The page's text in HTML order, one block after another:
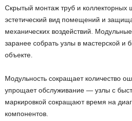
Скрытый монтаж труб и коллекторных
эстетический вид помещений и
механических воздействий.
заранее собрать узлы в мастерской и
объекте.
Модульность сокращает количество
упрощает обслуживание — узлы с
маркировкой сокращают время на
компонентов.